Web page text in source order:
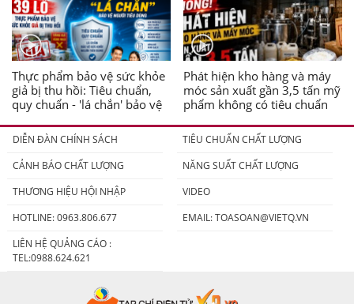
Thực phẩm bảo vệ sức khỏe
giả bị thu hồi: Tiêu chuẩn,
quy chuẩn - 'lá chắn' bảo vệ
Phát hiện kho hàng và máy
móc sản xuất gần 3,5 tấn mỹ
phẩm không có tiêu chuẩn
DIỄN ĐÀN CHÍNH SÁCH
TIÊU CHUẨN CHẤT LƯỢNG
CẢNH BÁO CHẤT LƯỢNG
NĂNG SUẤT CHẤT LƯỢNG
THƯƠNG HIỆU HỘI NHẬP
VIDEO
HOTLINE: 0963.806.677
EMAIL:TOASOAN@VIETQ.VN
LIÊN HỆ QUẢNG CÁO :
TEL:0988.624.621